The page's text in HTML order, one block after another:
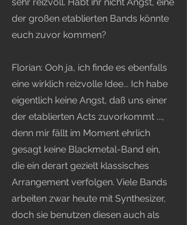
der großen etablierten Bands könnte
euch zuvor kommen?
Florian: Ooh ja, ich finde es ebenfalls
eine wirklich reizvolle Idee... Ich habe
eigentlich keine Angst, daß uns einer
der etablierten Acts zuvorkommt ...,
denn mir fällt im Moment ehrlich
gesagt keine Blackmetal-Band ein,
die ein derart gezielt klassisches
Arrangement verfolgen. Viele Bands
arbeiten zwar heute mit Synthesizer,
doch sie benutzen diesen auch als